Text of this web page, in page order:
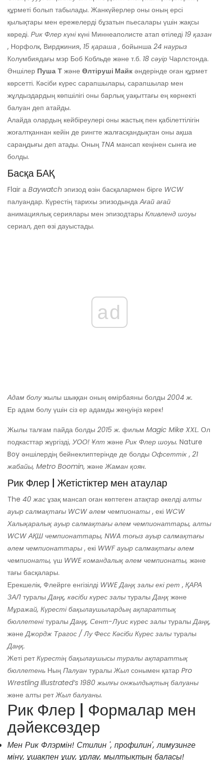
құрметі болып табылады. Жанкүйерлер оны оның ерсі
қылықтары мен ережелерді бұзатын пьесалары үшін жақсы
көреді. Рик Флер күнікүні Миннеаполисте атап өтіледі 19 қазан
, Норфолк, Вирджиния, 15 қараша , бойынша 24 наурыз
Колумбиядағы мэр Боб Кобльде және т.б. 18 сәуір Чарлстонда.
Әншілер Пуша Т және Өлтіруші Майк әндерінде оған құрмет
көрсетті. Кәсіби күрес сарапшылары, сарапшылар мен
жұлдыздардың көпшілігі оны барлық уақыттағы ең көрнекті
балуан деп атайды.
Алайда олардың кейбіреулері оны жастық пен қабілеттілігін
жоғалтқаннан кейін де рингте жалғасқандықтан оны ақша
сараңдығы деп атады. Оның TNA мансап кеңінен сынға ие
болды.
Басқа БАҚ
Flair а Baywatch эпизод өзін басқалармен бірге WCW
палуандар. Күрестің тарихы эпизодындаАғай ағай
анимациялық сериялары мен эпизодтары Кливленд шоуы
сериал, деп өзі дауыстады.
ad
Адам болужылы шыққан оның өмірбаяны болды 2004 ж.
Ер адам болу үшін сіз ер адамды жеңуіңіз керек!
Жылы талғам пайда болды 2015 ж. фильм Magic Mike XXL. Ол
подкасттар жүргізді, УОО! Ұлт және Рик Флер шоуы. Nature
Boy әншілердің бейнеклиптерінде де болды Офсеттік , 21
жабайы, Metro Boomin, жәнеЖаман қоян.
Рик Флер | Жетістіктер мен атаулар
The 40 жас ұзақ мансап оған көптеген атақтар әкелді алты
ауыр салмақтағы WCW әлем чемпионаты , екі WCW
Халықаралық ауыр салмақтағы әлем чемпионаттары, алты
WCW АҚШ чемпионаттары, NWA тоғыз ауыр салмақтағы
әлем чемпионаттары , екі WWF ауыр салмақтағы әлем
чемпионаты, үш WWE командалық әлем чемпионаты, және
тағы басқалары.
Ерекшелік, Флейрге енгізілді WWE Даңқ залы екі рет , ҚАРА
ЗАЛ туралыДаңқ, кәсіби күрес залы туралыДаңқ және
Мұражай, Күресті бақылаушылардың ақпараттық
бюллетенітуралыДаңқ, Сент-Луис күрес залы туралыДаңқ,
жәнеДжордж Трагос / Лу Фесс Кәсіби Күрес залы туралы
Даңқ.
Жеті ретКүрестің бақылаушысы туралы ақпараттық
бюллетень Ның Палуан туралыЖыл сонымен қатар Pro
Wrestling Illustrated’s 1980 жылғы онжылдықтың балуаны
және алты ретЖыл балуаны.
Рик Флер | Формалар мен
дәйексөздер
Мен Рик Флэрмін! Стилин ', профилин', лимузинге
міну, ұшақпен ұшу, ұрлау, мылтықтың баласы!